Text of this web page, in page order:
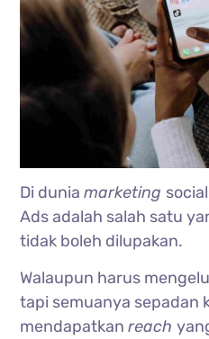
Di duniamarketing
Ads adalah salah satu
tidak boleh dilupakan.
Walaupun harus
tapi semuanya sepadan
mendapatkanreach